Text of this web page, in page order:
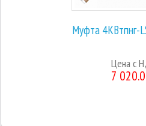
Муфта 4КВтпнг-
Цена с
7